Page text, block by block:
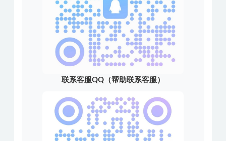
联系客服QQ（帮助联系客服）